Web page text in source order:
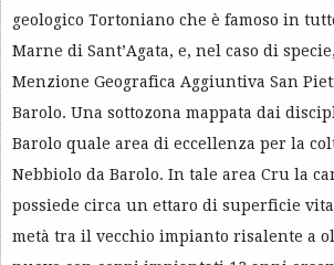
geologico Tortoniano che è famoso in
Marne di Sant’Agata, e, nel caso di
Menzione Geografica Aggiuntiva San
Barolo. Una sottozona mappata dai
Barolo quale area di eccellenza per la
Nebbiolo da Barolo. In tale area Cru la
possiede circa un ettaro di superficie
metà tra il vecchio impianto risalente a